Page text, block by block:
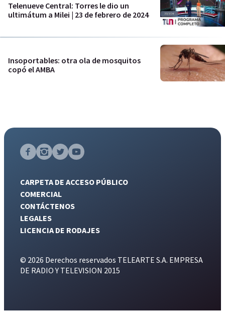
Telenueve Central: Torres le dio un
ultimátum a Milei | 23 de febrero de 2024
Insoportables: otra ola de mosquitos
copó el AMBA
CARPETA DE ACCESO PÚBLICO
COMERCIAL
CONTÁCTENOS
LEGALES
LICENCIA DE RODAJES
© 2026 Derechos reservados TELEARTE S.A. EMPRESA
DE RADIO Y TELEVISION 2015